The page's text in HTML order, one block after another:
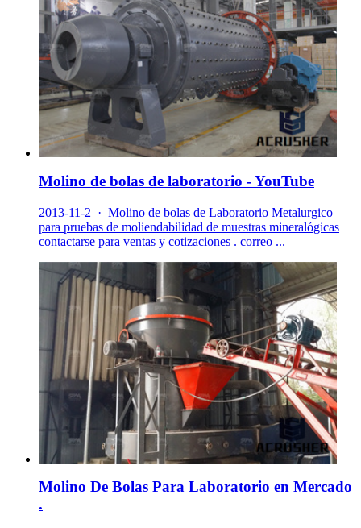
Molino de bolas de laboratorio - YouTube
2013-11-2 · Molino de bolas de Laboratorio Metalurgico
para pruebas de moliendabilidad de muestras mineralógicas
contactarse para ventas y cotizaciones . correo ...
Molino De Bolas Para Laboratorio en Mercado
.